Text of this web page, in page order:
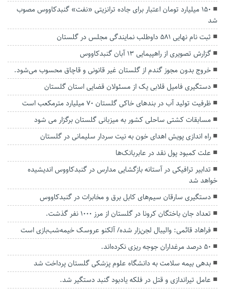
۱۵۰ میلیارد تومان اعتبار برای جاده ترانزیتی «نفت» گنبدکاووس مصوب
شد
ثبت نام نهایی ۵۸۱ داوطلب نمایندگی مجلس در گلستان
گزارش تصویری از راهپیمایی 13 آبان گنبدکاووس
خروج بدون مجوز گندم از گلستان غیر قانونی و قاچاق محسوب می‌شود.
دستگیری فامیل قلابی یک از مسئولان قضایی استان گلستان
ظرفیت تولید آب در بندهای خاکی گلستان ۷۰ میلیارد مترمکعب است
مسابقات کشتی ساحلی کشور به میزبانی گلستان برگزار می شود
راه اندازی پویش اهدای خون به نیت سردار سلیمانی در گلستان
علت کمبود پول نقد در عابربانک‌ها
تدابیر ترافیکی در آستانه بازگشایی مدارس در گنبدکاووس اندیشیده
خواهد شد
دستگیری سارقان سیم‌های کابل برق و مخابرات در گنبدکاووس
تعداد جان باختگان کرونا در گلستان از مرز 1000 نفر گذشت.
فراهاد قائمی: والیبال لجن‌زار شده/ آلکنو عروسک خیمه‌شب‌بازی است
۵۰ درصد مرغداران جوجه ریزی نکرده‌اند.
بدهی بیمه سلامت به دانشگاه علوم پزشکی گلستان پرداخت شد
عامل تیراندازی و قتل در فلکه یادبود گنبد دستگیر شد.